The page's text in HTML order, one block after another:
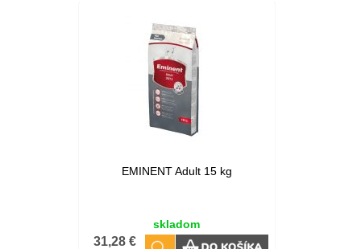
EMINENT Adult 15 kg
skladom
31,28 €